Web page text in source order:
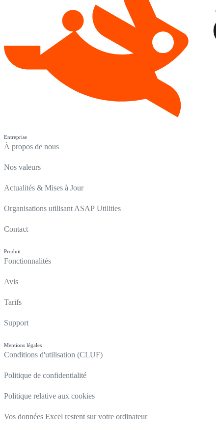
Entreprise
À propos de nous
Nos valeurs
Actualités & Mises à Jour
Organisations utilisant ASAP Utilities
Contact
Produit
Fonctionnalités
Avis
Tarifs
Support
Mentions légales
Conditions d'utilisation (CLUF)
Politique de confidentialité
Politique relative aux cookies
Vos données Excel restent sur votre ordinateur